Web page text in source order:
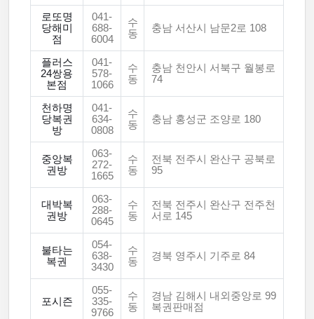
로또명
당해미
점
041-
688-
6004
수
동
충남 서산시 남문2로 108
플러스
24쌍용
본점
041-
578-
1066
수
동
충남 천안시 서북구 월봉로
74
천하명
당복권
방
041-
634-
0808
수
동
충남 홍성군 조양로 180
중앙복
권방
063-
272-
1665
수
동
전북 전주시 완산구 공북로
95
대박복
권방
063-
288-
0645
수
동
전북 전주시 완산구 전주천
서로 145
불타는
복권
054-
638-
3430
수
동
경북 영주시 기주로 84
포시즌
055-
335-
9766
수
동
경남 김해시 내외중앙로 99
복권판매점